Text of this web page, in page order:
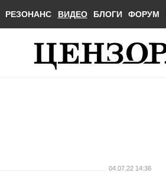
РЕЗОНАНС ВИДЕО БЛОГИ ФОРУМ
04.07.22 14:36